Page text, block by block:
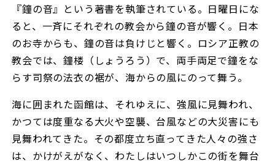
『鐘の音』という著書を執筆されている。日曜日にな
ると、一斉にそれぞれの教会から鐘の音が響く。日本
のお寺からも、鐘の音は負けじと響く。ロシア正教の
教会では、鐘楼（しょうろう）で、両手両足で鐘をな
らす司祭の法衣の裾が、海からの風にのって舞う。
海に囲まれた函館は、それゆえに、強風に見舞われ、
かつては度重なる大火や空襲、台風などの大災害にも
見舞われてきた。その都度立ち直ってきた人々の強さ
は、かけがえがなく、わたしはいつしかこの街を舞台